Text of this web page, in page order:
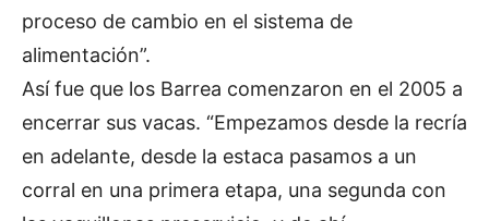
proceso de cambio en el sistema de
alimentación”.
Así fue que los Barrea comenzaron en el 2005 a
encerrar sus vacas. “Empezamos desde la recría
en adelante, desde la estaca pasamos a un
corral en una primera etapa, una segunda con